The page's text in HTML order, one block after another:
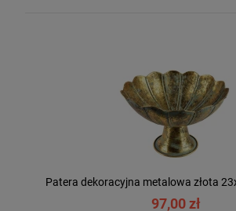
Patera dekoracyjna metalowa złota
97,00 zł